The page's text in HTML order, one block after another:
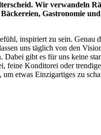
Wir verwandeln
Gastronomie
inspiriert zu sein. Genau
uns täglich von den
Dabei gibt es für uns keine
feine Konditorei oder
um etwas Einzigartiges zu